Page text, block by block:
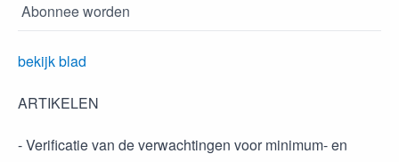
Abonnee worden
bekijk blad
ARTIKELEN
- Verificatie van de verwachtingen voor minimum- en